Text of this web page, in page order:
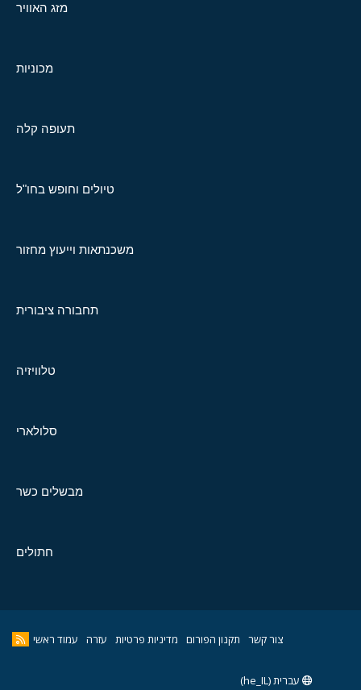
מזג האוויר
מכוניות
תעופה קלה
טיולים וחופש בחו"ל
משכנתאות וייעוץ מחזור
תחבורה ציבורית
טלוויזיה
סלולארי
מבשלים כשר
חתולים
צור קשר תקנון הפורום מדיניות פרטיות עזרה עמוד ראשי
עברית (he_IL)